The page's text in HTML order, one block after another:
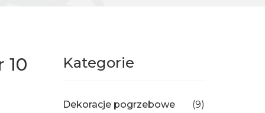
Kategorie
Dekoracje pogrzebowe (9)